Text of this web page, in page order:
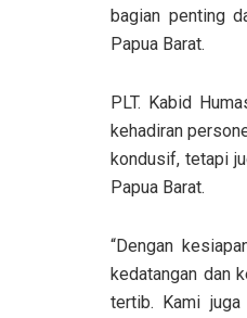
bagian penting
Papua Barat.
PLT. Kabid
kehadiran
kondusif, tetapi
Papua Barat.
“Dengan
kedatangan dan
tertib. Kami juga